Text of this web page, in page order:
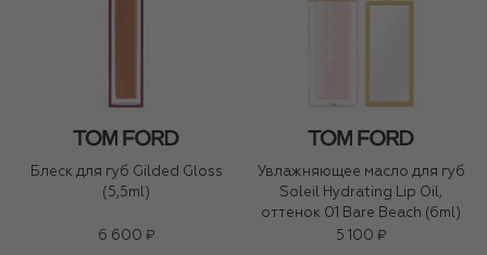
Блеск для губ Gilded Gloss
(5,5ml)
6 600 ₽
Увлажняющее масло для губ
Soleil Hydrating Lip Oil,
оттенок 01 Bare Beach (6ml)
5 100 ₽